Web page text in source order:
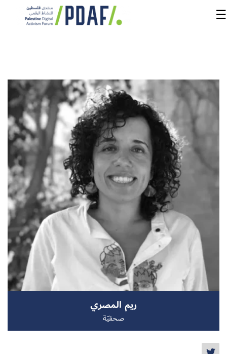
فعاليات
المنتدى
مدربون
ومتحدثون
سجل الآن
☰
ريم المصري
صحفيّة